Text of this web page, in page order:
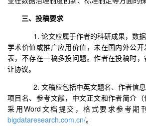
三、投稿要求
1. 论文应属于作者的科研成果，数
学术价值或推广应用价值，未在国内外公
表，不存在一稿多投问题。作者在投稿时
让协议。
2. 文稿应包括中英文题名、作者信
项目名、参考文献，中文正文和作者简介
采用Word文档提交，格式要求参考期
bigdataresearch.com.cn/。